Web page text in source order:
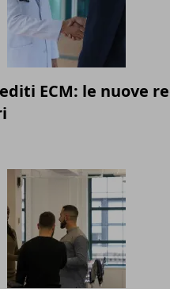
ECM: le nuove